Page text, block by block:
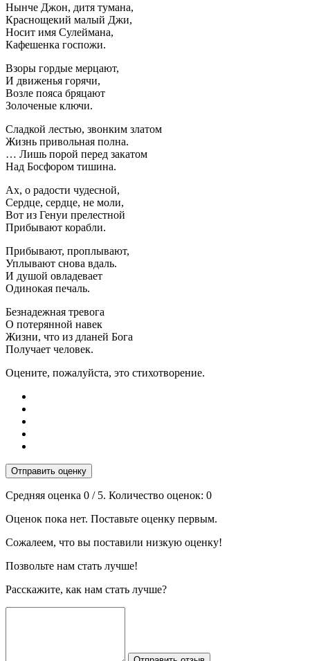
Нынче Джон, дитя тумана,
Краснощекий малый Джи,
Носит имя Сулеймана,
Кафешенка госпожи.
Взоры гордые мерцают,
И движенья горячи,
Возле пояса бряцают
Золоченые ключи.
Сладкой лестью, звонким златом
Жизнь привольная полна.
… Лишь порой перед закатом
Над Босфором тишина.
Ах, о радости чудесной,
Сердце, сердце, не моли,
Вот из Генуи прелестной
Прибывают корабли.
Прибывают, проплывают,
Уплывают снова вдаль.
И душой овладевает
Одинокая печаль.
Безнадежная тревога
О потерянной навек
Жизни, что из дланей Бога
Получает человек.
Оцените, пожалуйста, это стихотворение.
Отправить оценку
Средняя оценка 0 / 5. Количество оценок: 0
Оценок пока нет. Поставьте оценку первым.
Сожалеем, что вы поставили низкую оценку!
Позвольте нам стать лучше!
Расскажите, как нам стать лучше?